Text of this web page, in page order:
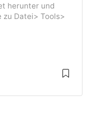
herunter und
zu Datei> Tools>